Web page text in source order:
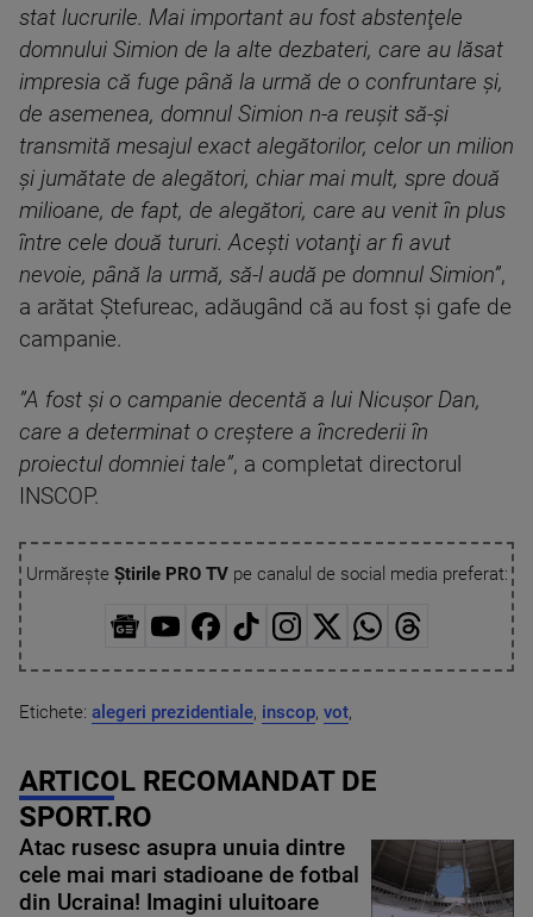
stat lucrurile. Mai important au fost abstenţele
domnului Simion de la alte dezbateri, care au lăsat
impresia că fuge până la urmă de o confruntare şi,
de asemenea, domnul Simion n-a reuşit să-şi
transmită mesajul exact alegătorilor, celor un milion
şi jumătate de alegători, chiar mai mult, spre două
milioane, de fapt, de alegători, care au venit în plus
între cele două tururi. Aceşti votanţi ar fi avut
nevoie, până la urmă, să-l audă pe domnul Simion”,
a arătat Ştefureac, adăugând că au fost şi gafe de
campanie.
”A fost şi o campanie decentă a lui Nicuşor Dan,
care a determinat o creştere a încrederii în
proiectul domniei tale”, a completat directorul
INSCOP.
Urmărește Știrile PRO TVpe canalul de social media preferat:
Etichete: alegeri prezidentiale, inscop, vot,
ARTICOL RECOMANDAT DE
SPORT.RO
Atac rusesc asupra unuia dintre
cele mai mari stadioane de fotbal
din Ucraina! Imagini uluitoare